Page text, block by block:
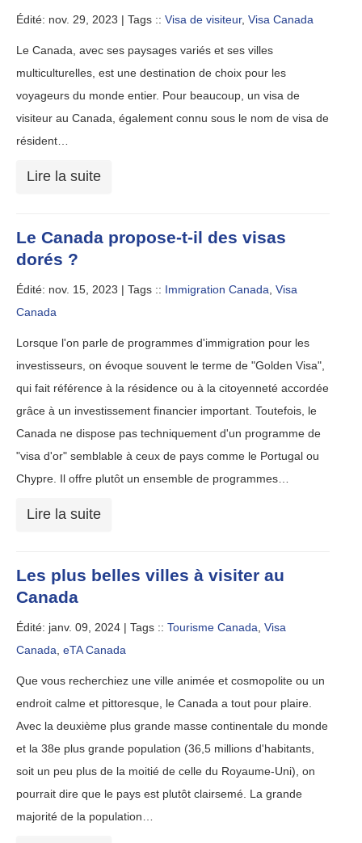
Édité: nov. 29, 2023 | Tags :: Visa de visiteur, Visa Canada
Le Canada, avec ses paysages variés et ses villes
multiculturelles, est une destination de choix pour les
voyageurs du monde entier. Pour beaucoup, un visa de
visiteur au Canada, également connu sous le nom de visa de
résident…
Lire la suite
Le Canada propose-t-il des visas
dorés ?
Édité: nov. 15, 2023 | Tags :: Immigration Canada, Visa
Canada
Lorsque l'on parle de programmes d'immigration pour les
investisseurs, on évoque souvent le terme de "Golden Visa",
qui fait référence à la résidence ou à la citoyenneté accordée
grâce à un investissement financier important. Toutefois, le
Canada ne dispose pas techniquement d'un programme de
"visa d'or" semblable à ceux de pays comme le Portugal ou
Chypre. Il offre plutôt un ensemble de programmes…
Lire la suite
Les plus belles villes à visiter au
Canada
Édité: janv. 09, 2024 | Tags :: Tourisme Canada, Visa
Canada, eTA Canada
Que vous recherchiez une ville animée et cosmopolite ou un
endroit calme et pittoresque, le Canada a tout pour plaire.
Avec la deuxième plus grande masse continentale du monde
et la 38e plus grande population (36,5 millions d'habitants,
soit un peu plus de la moitié de celle du Royaume-Uni), on
pourrait dire que le pays est plutôt clairsemé. La grande
majorité de la population…